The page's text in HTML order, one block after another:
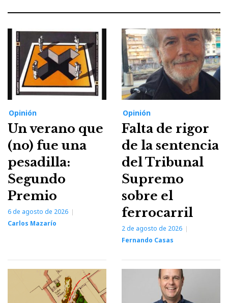
Opinión
Un verano que
(no) fue una
pesadilla:
Segundo
Premio
6 de agosto de 2026
Carlos Mazarío
Opinión
Falta de rigor
de la sentencia
del Tribunal
Supremo
sobre el
ferrocarril
2 de agosto de 2026
Fernando Casas